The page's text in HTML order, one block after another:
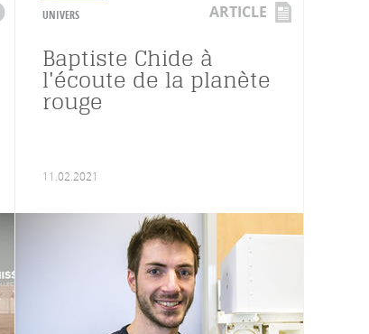
UNIVERS ARTICLE
Baptiste Chide à
l'écoute de la planète
rouge
11.02.2021